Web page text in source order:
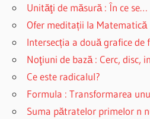
Unităţi de măsură : În ce se…
Ofer meditații la Matematică
Intersecția a două grafice de
Noţiuni de bază : Cerc, disc,
Ce este radicalul?
Formula : Transformarea
Suma pătratelor primelor n